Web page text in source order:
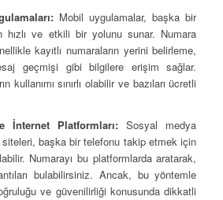
Mobil uygulamalar, başka bir
hızlı ve etkili bir yolunu sunar. Numara
kayıtlı numaraların yerini belirleme,
geçmişi gibi bilgilere erişim sağlar.
kullanımı sınırlı olabilir ve bazıları ücretli
İnternet Platformları: Sosyal medya
siteleri, başka bir telefonu takip etmek için
Numarayı bu platformlarda aratarak,
bulabilirsiniz. Ancak, bu yöntemle
ve güvenilirliği konusunda dikkatli